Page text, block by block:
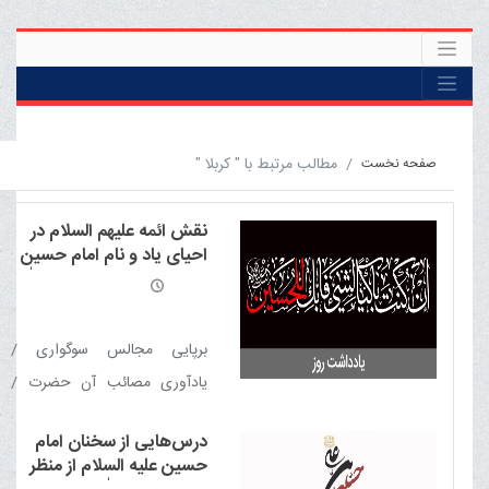
صفحه نخست مطالب مرتبط با " کربلا "
نقش ائمه علیهم السلام در
احیای یاد و نام امام حسین
علیه السلام از منظر آیت الله
برپایی مجالس سوگواری /
یادآوری مصائب آن حضرت /
گریستن و گریاندن / تشویق
شاعران به مرثیه‌سرایی / اهمّیت
به تربت امام حسین علیه السلام
درس‌هایی از سخنان امام
حسین علیه السلام از منظر